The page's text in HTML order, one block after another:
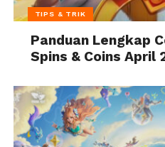
TIPS & TRIK
Panduan Lengkap
Spins & Coins April